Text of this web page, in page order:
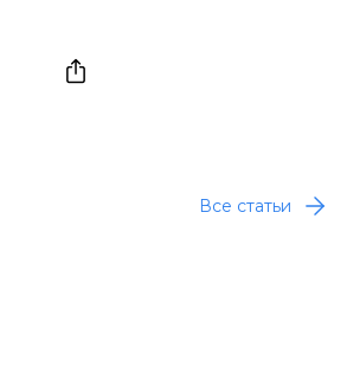
Все статьи